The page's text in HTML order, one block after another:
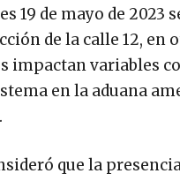
19 de mayo de 2023
de la calle 12, en
impactan variables
en la aduana
que la